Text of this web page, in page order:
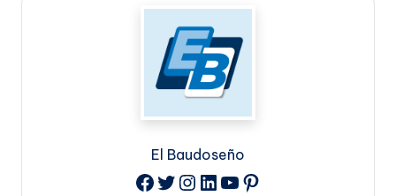
El Baudoseño
Facebook
Twitter
Instagram
LinkedIn
YouTube
Pinterest